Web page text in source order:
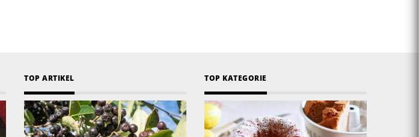
TOP ARTIKEL TOP KATEGORIE